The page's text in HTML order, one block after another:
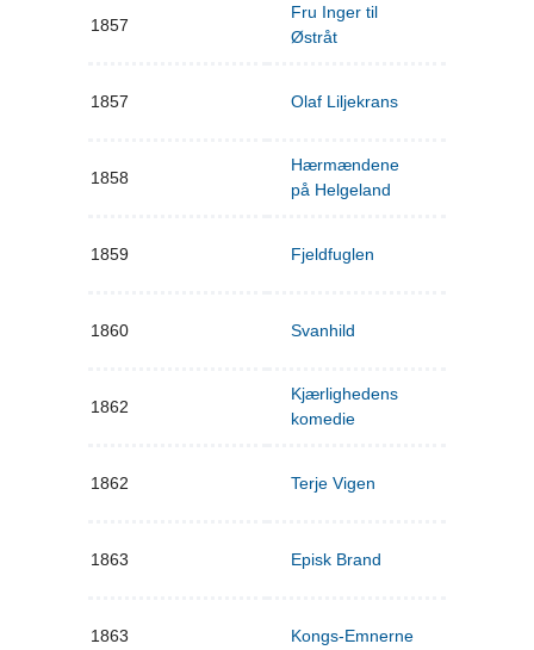
1857
Fru Inger til
Østråt
1857 Olaf Liljekrans
1858
Hærmændene
på Helgeland
1859 Fjeldfuglen
1860 Svanhild
1862
Kjærlighedens
komedie
1862 Terje Vigen
1863 Episk Brand
1863 Kongs-Emnerne